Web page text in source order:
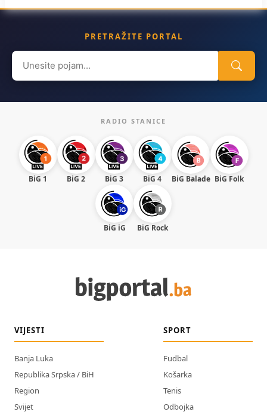
PRETRAŽITE PORTAL
Search
for:
RADIO STANICE
BiG 1 BiG 2 BiG 3 BiG 4 BiG Balade BiG Folk
BiG iG BiG Rock
VIJESTI
Banja Luka
Republika Srpska / BiH
Region
Svijet
SPORT
Fudbal
Košarka
Tenis
Odbojka